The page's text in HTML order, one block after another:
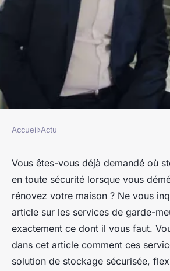
Les services de
à Reims : Sécurité,
et accessibilité
franck•9 décembre 2023•3 min de
Accueil›Actu
Vous êtes-vous déjà demandé où
en toute sécurité lorsque vous
rénovez votre maison ? Ne vous
article sur les services de garde-
exactement ce dont il vous faut.
dans cet article comment ces
solution de stockage sécurisée,